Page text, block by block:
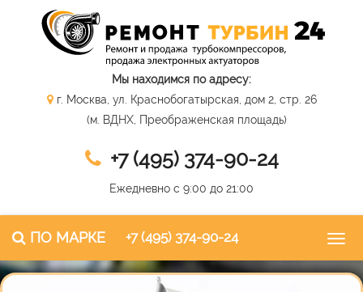
Мы находимся по адресу:
г. Москва, ул. Краснобогатырская, дом 2, стр. 26
(м. ВДНХ, Преображенская площадь)
+7 (495) 374-90-24
Ежедневно с 9:00 до 21:00
ПО МАРКЕ +7 (495) 374-90-24